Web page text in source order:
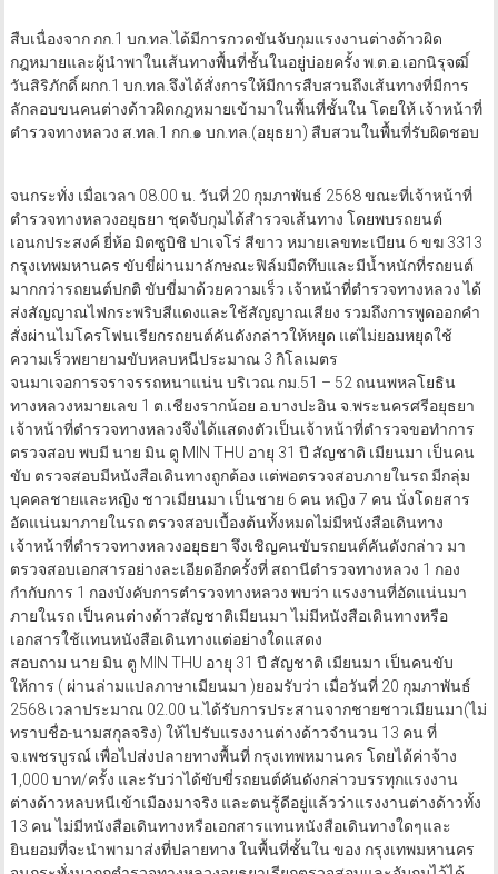
สืบเนื่องจาก กก.1 บก.ทล.ได้มีการกวดขันจับกุมแรงงานต่างด้าวผิด
กฎหมายและผู้นำพาในเส้นทางพื้นที่ชั้นในอยู่บ่อยครั้ง พ.ต.อ.เอกนิรุจฒิ์
วันสิริภักดิ์ ผกก.1 บก.ทล.จึงได้สั่งการให้มีการสืบสวนถึงเส้นทางที่มีการ
ลักลอบขนคนต่างด้าวผิดกฎหมายเข้ามาในพื้นที่ชั้นใน โดยให้ เจ้าหน้าที่
ตำรวจทางหลวง ส.ทล.1 กก.๑ บก.ทล.(อยุธยา) สืบสวนในพื้นที่รับผิดชอบ
จนกระทั่ง เมื่อเวลา 08.00 น. วันที่ 20 กุมภาพันธ์ 2568 ขณะที่เจ้าหน้าที่
ตำรวจทางหลวงอยุธยา ชุดจับกุมได้สำรวจเส้นทาง โดยพบรถยนต์
เอนกประสงค์ ยี่ห้อ มิตซูบิชิ ปาเจโร่ สีขาว หมายเลขทะเบียน 6 ขฆ 3313
กรุงเทพมหานคร ขับขี่ผ่านมาลักษณะฟิล์มมืดทึบและมีน้ำหนักที่รถยนต์
มากกว่ารถยนต์ปกติ ขับขี่มาด้วยความเร็ว เจ้าหน้าที่ตำรวจทางหลวง ได้
ส่งสัญญาณไฟกระพริบสีแดงและใช้สัญญาณเสียง รวมถึงการพูดออกคำ
สั่งผ่านไมโครโฟนเรียกรถยนต์คันดังกล่าวให้หยุด แต่ไม่ยอมหยุดใช้
ความเร็วพยายามขับหลบหนีประมาณ 3 กิโลเมตร
จนมาเจอการจราจรรถหนาแน่น บริเวณ กม.51 – 52 ถนนพหลโยธิน
ทางหลวงหมายเลข 1 ต.เชียงรากน้อย อ.บางปะอิน จ.พระนครศรีอยุธยา
เจ้าหน้าที่ตำรวจทางหลวงจึงได้แสดงตัวเป็นเจ้าหน้าที่ตำรวจขอทำการ
ตรวจสอบ พบมี นาย มิน ตู MIN THU อายุ 31 ปี สัญชาติ เมียนมา เป็นคน
ขับ ตรวจสอบมีหนังสือเดินทางถูกต้อง แต่พอตรวจสอบภายในรถ มีกลุ่ม
บุคคลชายและหญิง ชาวเมียนมา เป็นชาย 6 คน หญิง 7 คน นั่งโดยสาร
อัดแน่นมาภายในรถ ตรวจสอบเบื้องต้นทั้งหมดไม่มีหนังสือเดินทาง
เจ้าหน้าที่ตำรวจทางหลวงอยุธยา จึงเชิญคนขับรถยนต์คันดังกล่าว มา
ตรวจสอบเอกสารอย่างละเอียดอีกครั้งที่ สถานีตำรวจทางหลวง 1 กอง
กำกับการ 1 กองบังคับการตำรวจทางหลวง พบว่า แรงงานที่อัดแน่นมา
ภายในรถ เป็นคนต่างด้าวสัญชาติเมียนมา ไม่มีหนังสือเดินทางหรือ
เอกสารใช้แทนหนังสือเดินทางแต่อย่างใดแสดง
สอบถาม นาย มิน ตู MIN THU อายุ 31 ปี สัญชาติ เมียนมา เป็นคนขับ
ให้การ ( ผ่านล่ามแปลภาษาเมียนมา )ยอมรับว่า เมื่อวันที่ 20 กุมภาพันธ์
2568 เวลาประมาณ 02.00 น.ได้รับการประสานจากชายชาวเมียนมา(ไม่
ทราบชื่อ-นามสกุลจริง) ให้ไปรับแรงงานต่างด้าวจำนวน 13 คน ที่
จ.เพชรบูรณ์ เพื่อไปส่งปลายทางพื้นที่ กรุงเทพหมานคร โดยได้ค่าจ้าง
1,000 บาท/ครั้ง และรับว่าได้ขับขี่รถยนต์คันดังกล่าวบรรทุกแรงงาน
ต่างด้าวหลบหนีเข้าเมืองมาจริง และตนรู้ดีอยู่แล้วว่าแรงงานต่างด้าวทั้ง
13 คน ไม่มีหนังสือเดินทางหรือเอกสารแทนหนังสือเดินทางใดๆและ
ยินยอมที่จะนำพามาส่งที่ปลายทาง ในพื้นที่ชั้นใน ของ กรุงเทพมหานคร